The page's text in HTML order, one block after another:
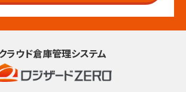
ラウド倉庫管理システム